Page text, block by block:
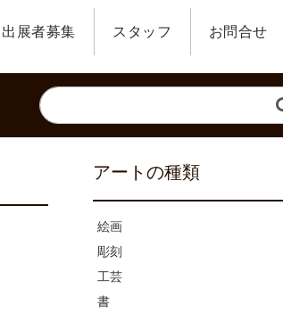
出展者募集 スタッフ お問合せ
アートの種類
絵画
彫刻
工芸
書